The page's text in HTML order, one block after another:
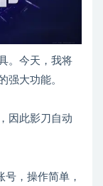
。今天，我将
强大功能。
因此影刀自动
号，操作简单，